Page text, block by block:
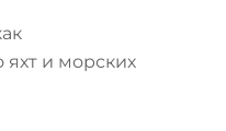
яхт и морских